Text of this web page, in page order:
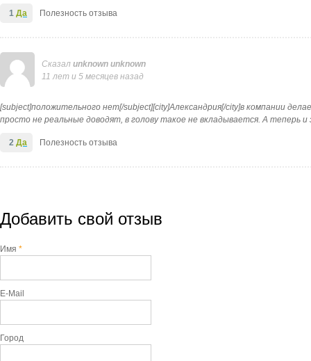
Полезность отзыва
1 Да
Сказал unknown unknown
11 лет и 5 месяцев назад
[subject]положительного нет[/subject][city]Александрия[/city]в компании
просто не реальные доводят, в голову такое не вкладывается. А теперь
Полезность отзыва
2 Да
Добавить свой отзыв
Имя *
E-Mail
Город